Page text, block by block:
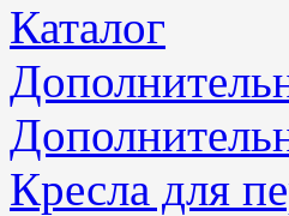
Каталог
Кресла для